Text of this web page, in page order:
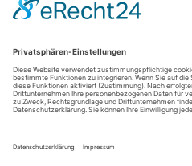
volkswirtschaftlichen
PREISSPIEGEL
Der RDM erstellt seit 1971 einen
den Regierungsbezirk Münster